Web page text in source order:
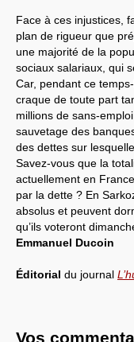
Face à ces injustices,
plan de rigueur que
une majorité de la
sociaux salariaux, qui
Car, pendant ce
craque de toute part
millions de sans-
sauvetage des
des dettes sur
Savez-vous que la
actuellement en
par la dette ? En
absolus et peuvent
qu’ils voteront
Emmanuel Ducoin
Éditorial du journal
Vos